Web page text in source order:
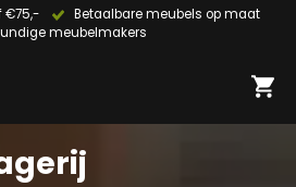
€75,-
Betaalbare meubels op maat
meubelmakers